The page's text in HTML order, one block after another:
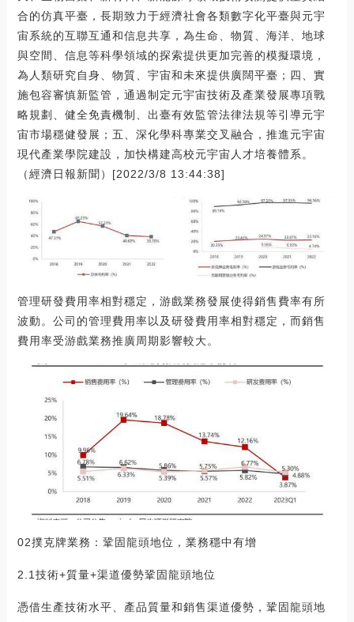
合的仿真平臺，長期致力于經濟社會各類數字化平臺與元宇
宙系統的互聯互通和信息共享，為生命、物質、海洋、地球
與空間、信息等科學領域的探索提供更加完善的模擬環境，
為人類研究自身、物質、宇宙和未來提供廣闊平臺；四、實
施包容審慎新監管，通過制定元宇宙技術及產業發展專項戰
略規劃、健全免責機制、出臺有效監管法律法規等引導元宇
宙市場穩健發展；五、深化學科專業交叉融合，推進元宇宙
現代產業學院建設，加快構建高校元宇宙人才培養體系。
（經濟日報新聞）[2022/3/8 13:44:38]
管理研發費用率相對穩定，游戲業務發展使得銷售費率有所
波動。公司的管理費用率以及研發費用率相對穩定，而銷售
費用率受游戲業務推廣周期影響較大。
02撲克牌業務：鞏固龍頭地位，業務穩中有增
2.1技術+質量+渠道優勢鞏固龍頭地位
憑借生產技術水平、產品質量和銷售渠道優勢，鞏固龍頭地